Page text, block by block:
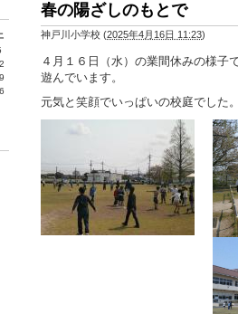
春の陽ざしのもとで
神戸川小学校 (2025年4月16日 11:23)
４月１６日（水）の業間休みの様子
遊んでいます。
元気と笑顔でいっぱいの校庭でした